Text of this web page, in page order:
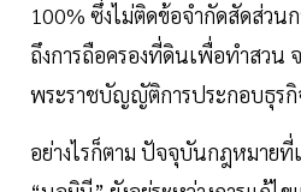
100% ซึ่งไม่ติดข้อจำกัดสัดส่วน
ถึงการถือครองที่ดินเพื่อทำสวน
พระราชบัญญัติการประกอบธุรกิ
อย่างไรก็ตาม ปัจจุบันกฎหมายที่